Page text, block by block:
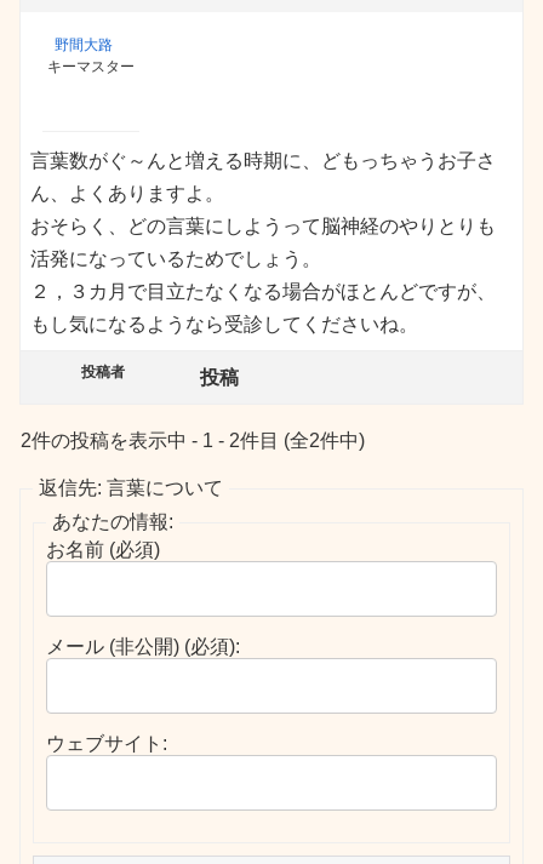
野間大路
キーマスター
言葉数がぐ～んと増える時期に、どもっちゃうお子さ
ん、よくありますよ。
おそらく、どの言葉にしようって脳神経のやりとりも
活発になっているためでしょう。
２，３カ月で目立たなくなる場合がほとんどですが、
もし気になるようなら受診してくださいね。
投稿者 投稿
2件の投稿を表示中 - 1 - 2件目 (全2件中)
返信先: 言葉について
あなたの情報:
お名前 (必須)
メール (非公開) (必須):
ウェブサイト: